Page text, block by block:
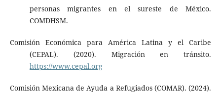
personas migrantes en el sureste de México.
COMDHSM.
Comisión Económica para América Latina y el Caribe
(CEPAL). (2020). Migración en tránsito.
https://www.cepal.org
Comisión Mexicana de Ayuda a Refugiados (COMAR). (2024).